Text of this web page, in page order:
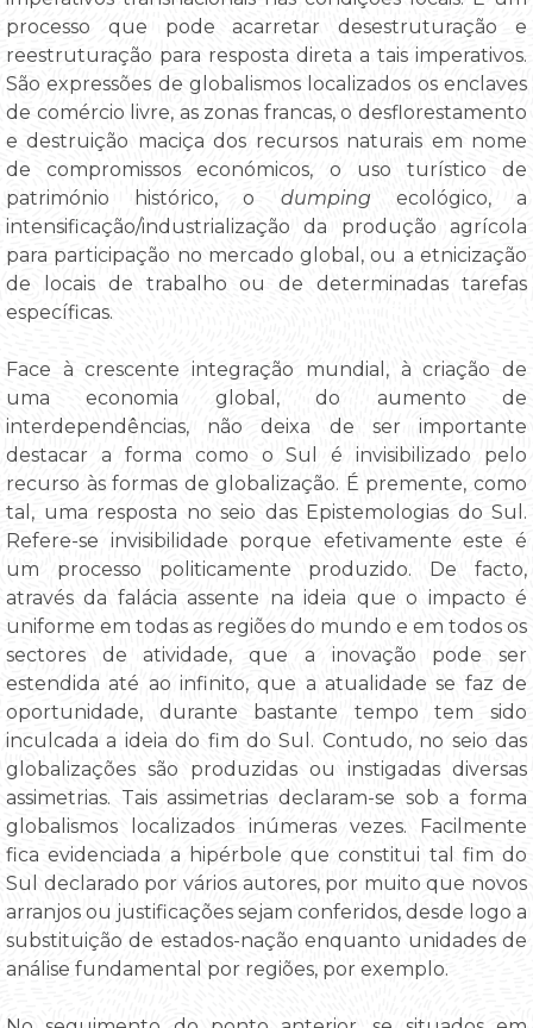
processo que pode acarretar desestruturação e
reestruturação para resposta direta a tais imperativos.
São expressões de globalismos localizados os enclaves
de comércio livre, as zonas francas, o desflorestamento
e destruição maciça dos recursos naturais em nome
de compromissos económicos, o uso turístico de
património histórico, o dumping ecológico, a
intensificação/industrialização da produção agrícola
para participação no mercado global, ou a etnicização
de locais de trabalho ou de determinadas tarefas
específicas.
Face à crescente integração mundial, à criação de
uma economia global, do aumento de
interdependências, não deixa de ser importante
destacar a forma como o Sul é invisibilizado pelo
recurso às formas de globalização. É premente, como
tal, uma resposta no seio das Epistemologias do Sul.
Refere-se invisibilidade porque efetivamente este é
um processo politicamente produzido. De facto,
através da falácia assente na ideia que o impacto é
uniforme em todas as regiões do mundo e em todos os
sectores de atividade, que a inovação pode ser
estendida até ao infinito, que a atualidade se faz de
oportunidade, durante bastante tempo tem sido
inculcada a ideia do fim do Sul. Contudo, no seio das
globalizações são produzidas ou instigadas diversas
assimetrias. Tais assimetrias declaram-se sob a forma
globalismos localizados inúmeras vezes. Facilmente
fica evidenciada a hipérbole que constitui tal fim do
Sul declarado por vários autores, por muito que novos
arranjos ou justificações sejam conferidos, desde logo a
substituição de estados-nação enquanto unidades de
análise fundamental por regiões, por exemplo.